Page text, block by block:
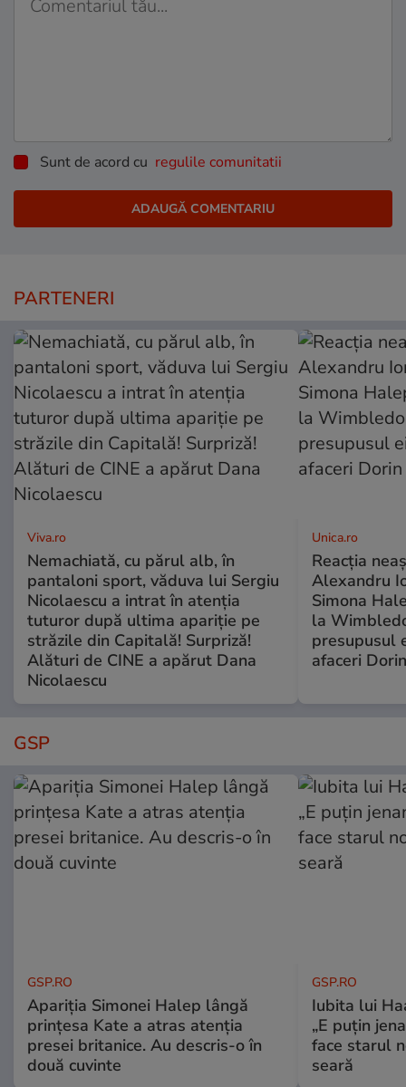
Sunt de acord cu regulile comunitatii
PARTENERI
Viva.ro
Nemachiată, cu părul alb, în
pantaloni sport, văduva lui Sergiu
Nicolaescu a intrat în atenția
tuturor după ultima apariție pe
străzile din Capitală! Surpriză!
Alături de CINE a apărut Dana
Nicolaescu
Unica.ro
Reacția
Alexandru
Simona
la
presupusul
afaceri
GSP
GSP.RO
Apariția Simonei Halep lângă
prințesa Kate a atras atenția
presei britanice. Au descris-o în
două cuvinte
GSP.RO
Iubita lui
„E puțin
face starul
seară